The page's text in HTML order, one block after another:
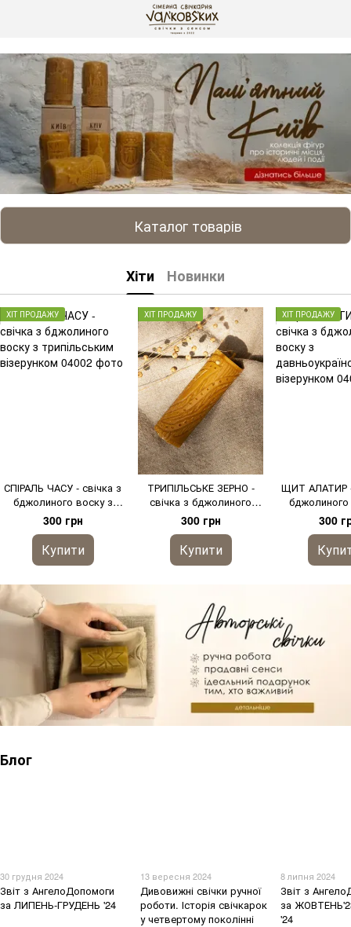
gtag('js', new Date()); gtag('config', 'G-DP234BVRNV');
Каталог товарів
Хіти Новинки
ХІТ ПРОДАЖУ
СПІРАЛЬ ЧАСУ - свічка з
бджолиного воску з
трипільським візерунком
300 грн
Купити
ХІТ ПРОДАЖУ
ТРИПІЛЬСЬКЕ ЗЕРНО -
свічка з бджолиного
воску з трипільським
візерунком
300 грн
Купити
ХІТ ПРОДАЖУ
ЩИТ АЛАТИР -
бджолиного
300
Блог
30 грудня 2024
Звіт з АнгелоДопомоги
за ЛИПЕНЬ-ГРУДЕНЬ '24
13 вересня 2024
Дивовижні свічки ручної
роботи. Історія свічкарок
у четвертому поколінні
8 липня 2024
Звіт з
за
'24